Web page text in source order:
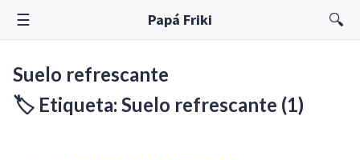
☰ Papá Friki 🔍
Suelo refrescante
🏷️ Etiqueta: Suelo refrescante (1)